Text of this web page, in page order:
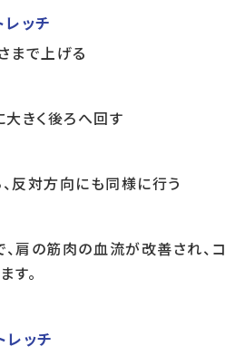
ッチ
まで上げる
きく後ろへ回す
反対方向にも同様に行う
肩の筋肉の血流が改善され、コ
す。
ッチ